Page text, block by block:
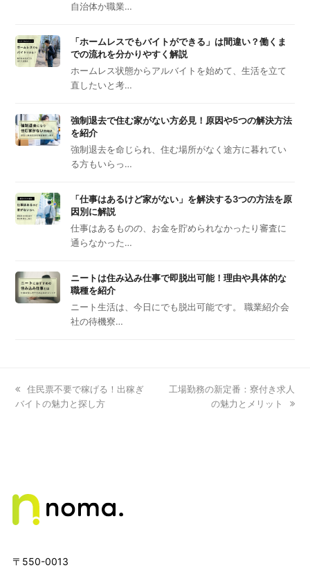
自治体か職業…
「ホームレスでもバイトができる」は間違い？働くま
での流れを分かりやすく解説
ホームレス状態からアルバイトを始めて、生活を立て
直したいと考…
強制退去で住む家がない方必見！原因や5つの解決方法
を紹介
強制退去を命じられ、住む場所がなく途方に暮れてい
る方もいらっ…
「仕事はあるけど家がない」を解決する3つの方法を原
因別に解説
仕事はあるものの、お金を貯められなかったり審査に
通らなかった…
ニートは住み込み仕事で即脱出可能！理由や具体的な
職種を紹介
ニート生活は、今日にでも脱出可能です。 職業紹介会
社の待機寮…
previous
post:
住民票不要で稼げる！出稼ぎ
バイトの魅力と探し方
next
工場勤務の新定番：寮付き求人
の魅力とメリット
〒550-0013